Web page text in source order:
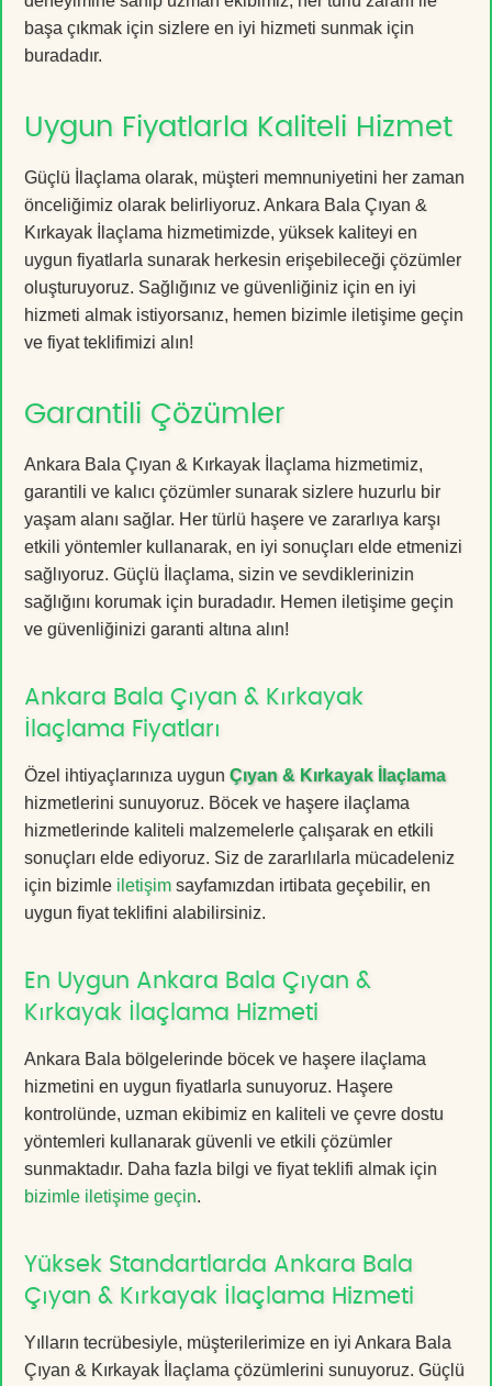
başa çıkmak için sizlere en iyi hizmeti sunmak için
buradadır.
Uygun Fiyatlarla Kaliteli Hizmet
Güçlü İlaçlama olarak, müşteri memnuniyetini her zaman
önceliğimiz olarak belirliyoruz. Ankara Bala Çıyan &
Kırkayak İlaçlama hizmetimizde, yüksek kaliteyi en
uygun fiyatlarla sunarak herkesin erişebileceği çözümler
oluşturuyoruz. Sağlığınız ve güvenliğiniz için en iyi
hizmeti almak istiyorsanız, hemen bizimle iletişime geçin
ve fiyat teklifimizi alın!
Garantili Çözümler
Ankara Bala Çıyan & Kırkayak İlaçlama hizmetimiz,
garantili ve kalıcı çözümler sunarak sizlere huzurlu bir
yaşam alanı sağlar. Her türlü haşere ve zararlıya karşı
etkili yöntemler kullanarak, en iyi sonuçları elde etmenizi
sağlıyoruz. Güçlü İlaçlama, sizin ve sevdiklerinizin
sağlığını korumak için buradadır. Hemen iletişime geçin
ve güvenliğinizi garanti altına alın!
Ankara Bala Çıyan & Kırkayak
İlaçlama Fiyatları
Özel ihtiyaçlarınıza uygun Çıyan & Kırkayak İlaçlama
hizmetlerini sunuyoruz. Böcek ve haşere ilaçlama
hizmetlerinde kaliteli malzemelerle çalışarak en etkili
sonuçları elde ediyoruz. Siz de zararlılarla mücadeleniz
için bizimle iletişim sayfamızdan irtibata geçebilir, en
uygun fiyat teklifini alabilirsiniz.
En Uygun Ankara Bala Çıyan &
Kırkayak İlaçlama Hizmeti
Ankara Bala bölgelerinde böcek ve haşere ilaçlama
hizmetini en uygun fiyatlarla sunuyoruz. Haşere
kontrolünde, uzman ekibimiz en kaliteli ve çevre dostu
yöntemleri kullanarak güvenli ve etkili çözümler
sunmaktadır. Daha fazla bilgi ve fiyat teklifi almak için
bizimle iletişime geçin.
Yüksek Standartlarda Ankara Bala
Çıyan & Kırkayak İlaçlama Hizmeti
Yılların tecrübesiyle, müşterilerimize en iyi Ankara Bala
Çıyan & Kırkayak İlaçlama çözümlerini sunuyoruz. Güçlü